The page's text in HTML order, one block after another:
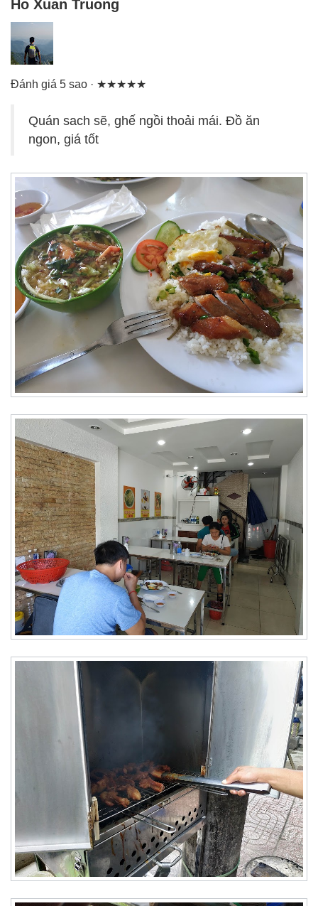
Ho Xuan Truong
Đánh giá 5 sao · ★★★★★
Quán sach sẽ, ghế ngồi thoải mái. Đồ ăn
ngon, giá tốt